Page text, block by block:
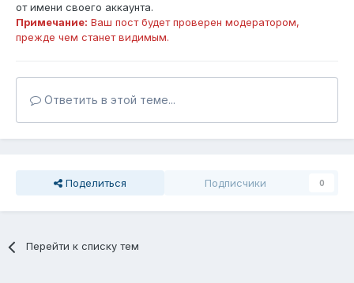
от имени своего аккаунта.
Примечание: Ваш пост будет проверен модератором,
прежде чем станет видимым.
Ответить в этой теме...
Поделиться Подписчики 0
Перейти к списку тем